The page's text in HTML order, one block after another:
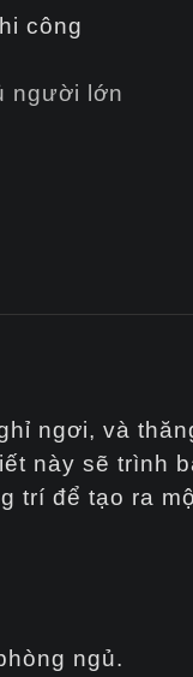
công
người lớn
ngơi, và
này sẽ trình
trí để tạo ra
ngủ.